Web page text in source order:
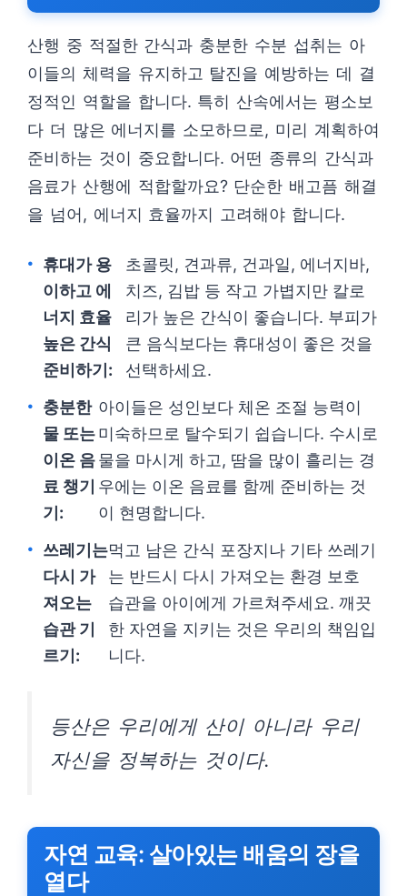
산행 중 적절한 간식과 충분한 수분 섭취는 아
이들의 체력을 유지하고 탈진을 예방하는 데 결
정적인 역할을 합니다. 특히 산속에서는 평소보
다 더 많은 에너지를 소모하므로, 미리 계획하여
준비하는 것이 중요합니다. 어떤 종류의 간식과
음료가 산행에 적합할까요? 단순한 배고픔 해결
을 넘어, 에너지 효율까지 고려해야 합니다.
휴대가 용
이하고 에
너지 효율
높은 간식
준비하기:
초콜릿, 견과류, 건과일, 에너지바,
치즈, 김밥 등 작고 가볍지만 칼로
리가 높은 간식이 좋습니다. 부피가
큰 음식보다는 휴대성이 좋은 것을
선택하세요.
충분한
물 또는
이온 음
료 챙기
기:
아이들은 성인보다 체온 조절 능력이
미숙하므로 탈수되기 쉽습니다. 수시로
물을 마시게 하고, 땀을 많이 흘리는 경
우에는 이온 음료를 함께 준비하는 것
이 현명합니다.
쓰레기는
다시 가
져오는
습관 기
르기:
먹고 남은 간식 포장지나 기타 쓰레기
는 반드시 다시 가져오는 환경 보호
습관을 아이에게 가르쳐주세요. 깨끗
한 자연을 지키는 것은 우리의 책임입
니다.
등산은 우리에게 산이 아니라 우리
자신을 정복하는 것이다.
자연 교육: 살아있는 배움의 장을
열다